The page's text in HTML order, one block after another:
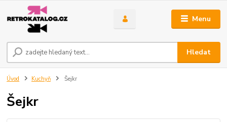
Menu
Hledat
Úvod Kuchyň Šejkr
Šejkr